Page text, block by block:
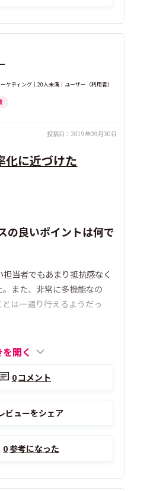
ケティング｜20人未満｜ユーザー（利用者）
投稿日： 2019年09月30日
化に近づけた
の良いポイントは何で
当者でもあまり抵抗感なく
また、非常に多機能なの
は一通り行えるようだっ
開く
0コメント
ビューをシェア
0参考になった